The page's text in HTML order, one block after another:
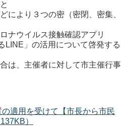
により３つの密（密閉、密集、
ナウイルス接触確認アプリ
LINE」の活用について啓発する
は、主催者に対して市主催行事
適用を受けて【市長から市民
）